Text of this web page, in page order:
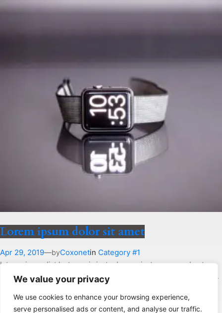
We value your privacy
We use cookies to enhance your browsing experience,
serve personalised ads or content, and analyse our traffic.
Lorem ipsum dolor sit amet
Apr 29, 2019—byCoxonetin Category #1
Integer imperdiet lectus quis justo. In sem justo, commodo ut,
suscipit at, pharetra vitae, orci. Integer imperdiet lectus quis justo.
pellentesque, velit turpis volutpat ante, in pharetra metus odio a